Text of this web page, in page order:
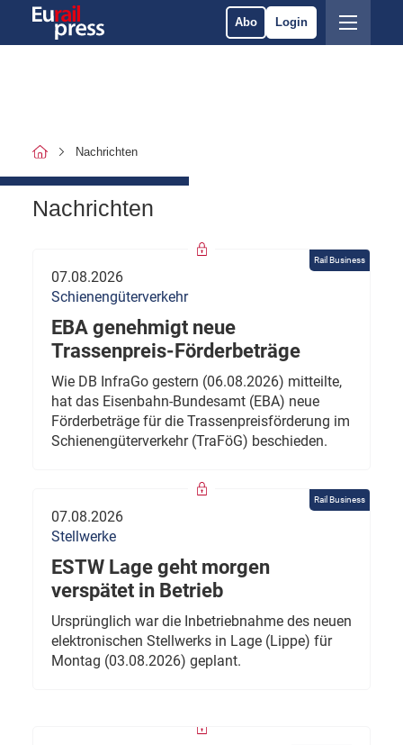
Abo Login
Nachrichten
Nachrichten
Rail Business
07.08.2026
Schienengüterverkehr
EBA genehmigt neue
Trassenpreis-Förderbeträge
Wie DB InfraGo gestern (06.08.2026) mitteilte,
hat das Eisenbahn-Bundesamt (EBA) neue
Förderbeträge für die Trassenpreisförderung im
Schienengüterverkehr (TraFöG) beschieden.
Rail Business
07.08.2026
Stellwerke
ESTW Lage geht morgen
verspätet in Betrieb
Ursprünglich war die Inbetriebnahme des neuen
elektronischen Stellwerks in Lage (Lippe) für
Montag (03.08.2026) geplant.